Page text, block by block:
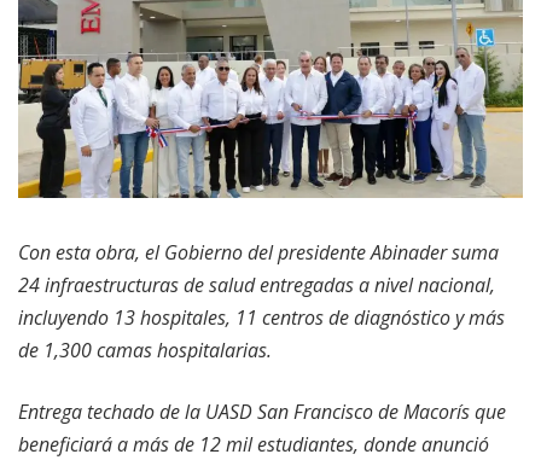
Con esta obra, el Gobierno del presidente Abinader suma
24 infraestructuras de salud entregadas a nivel nacional,
incluyendo 13 hospitales, 11 centros de diagnóstico y más
de 1,300 camas hospitalarias.
Entrega techado de la UASD San Francisco de Macorís que
beneficiará a más de 12 mil estudiantes, donde anunció